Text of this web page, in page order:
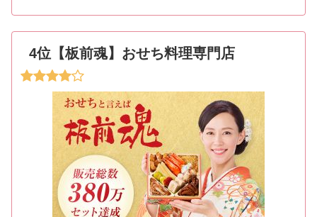
4位【板前魂】おせち料理専門店